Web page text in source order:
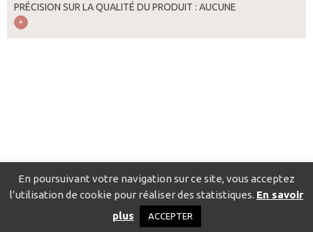
PRÉCISION SUR LA QUALITÉ DU PRODUIT : AUCUNE
Catalogue pour localiser les fournisseurs
Politique de confidentialité
En poursuivant votre navigation sur ce site, vous acceptez
l’utilisation de cookie pour réaliser des statistiques. En savoir
plus
ACCEPTER